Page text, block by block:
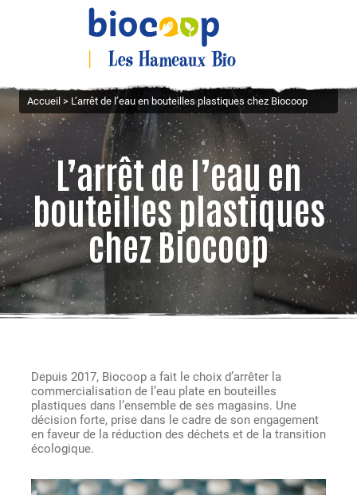
Accueil> L’arrêt de l’eau en bouteilles plastiques chez Biocoop
L’arrêt de l’eau en
bouteilles plastiques
chez Biocoop
Depuis 2017, Biocoop a fait le choix d’arrêter la
commercialisation de l’eau plate en bouteilles
plastiques dans l’ensemble de ses magasins. Une
décision forte, prise dans le cadre de son engagement
en faveur de la réduction des déchets et de la transition
écologique.